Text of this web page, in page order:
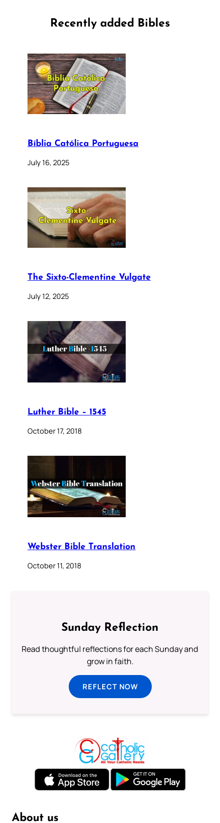
Recently added Bibles
Bíblia Católica Portuguesa
July 16, 2025
The Sixto-Clementine Vulgate
July 12, 2025
Luther Bible – 1545
October 17, 2018
Webster Bible Translation
October 11, 2018
Sunday Reflection
Read thoughtful reflections for each Sunday and
grow in faith.
REFLECT NOW
About us